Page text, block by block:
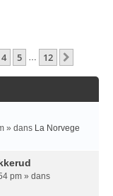
4 5 … 12
» dans La Norvege
pm » dans